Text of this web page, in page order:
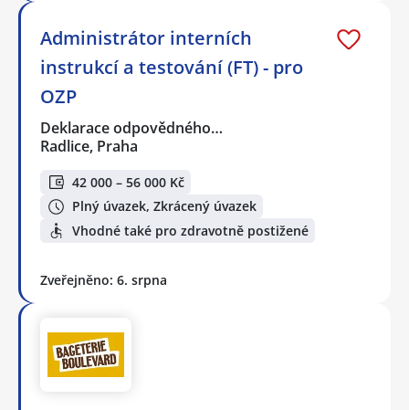
Administrátor interních
instrukcí a testování (FT) - pro
OZP
Deklarace odpovědného…
Radlice, Praha
42 000 – 56 000 Kč
Plný úvazek, Zkrácený úvazek
Vhodné také pro zdravotně postižené
Zveřejněno: 6. srpna